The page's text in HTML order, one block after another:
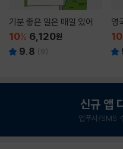
기분 좋은 일은 매일 있어
10% 6,120원
9.8 (9)
영
10
신규 앱
앱푸시/SMS